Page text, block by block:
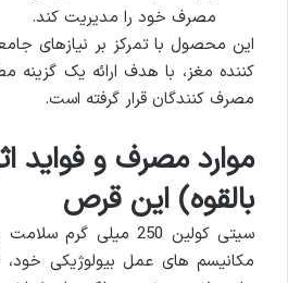
مصرف خود را مدیریت کند.
این محصول با تمرکز بر نیازهای
کننده مغز، با هدف ارائه یک
مصرف کنندگان قرار گرفته است.
موارد مصرف و فواید
بالقوه) این قرص
سیتی کولین 250 میلی
مکانیسم های عمل بیولوژیکی